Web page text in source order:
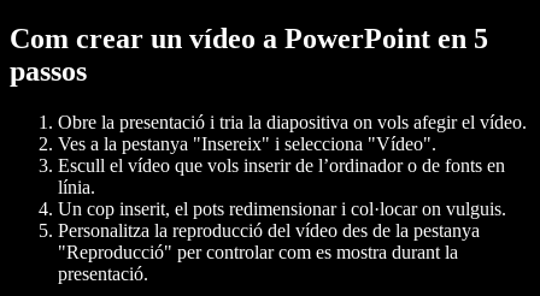
Com crear un vídeo a PowerPoint en 5
passos
Obre la presentació i tria la diapositiva on vols afegir el vídeo.
Ves a la pestanya "Insereix" i selecciona "Vídeo".
Escull el vídeo que vols inserir de l’ordinador o de fonts en
línia.
Un cop inserit, el pots redimensionar i col·locar on vulguis.
Personalitza la reproducció del vídeo des de la pestanya
"Reproducció" per controlar com es mostra durant la
presentació.